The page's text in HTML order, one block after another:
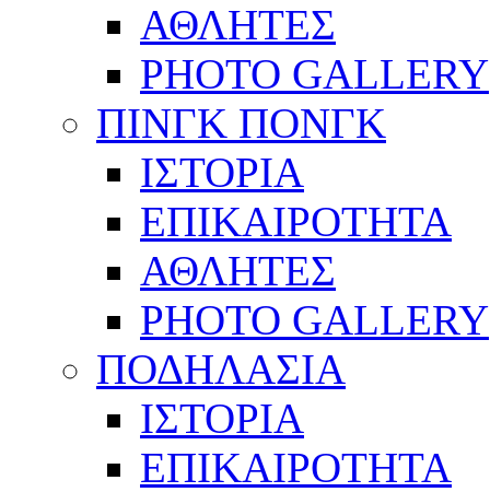
ΑΘΛΗΤΕΣ
PHOTO GALLERY
ΠΙΝΓΚ ΠΟΝΓΚ
ΙΣΤΟΡΙΑ
ΕΠΙΚΑΙΡΟΤΗΤΑ
ΑΘΛΗΤΕΣ
PHOTO GALLERY
ΠΟΔΗΛΑΣΙΑ
ΙΣΤΟΡΙΑ
ΕΠΙΚΑΙΡΟΤΗΤΑ